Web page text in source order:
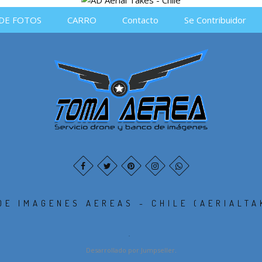
FOTOS CARRO Contacto Se Contribuidor
IMAGENES AEREAS - CHILE
.
Desarrollado por Jumpseller.